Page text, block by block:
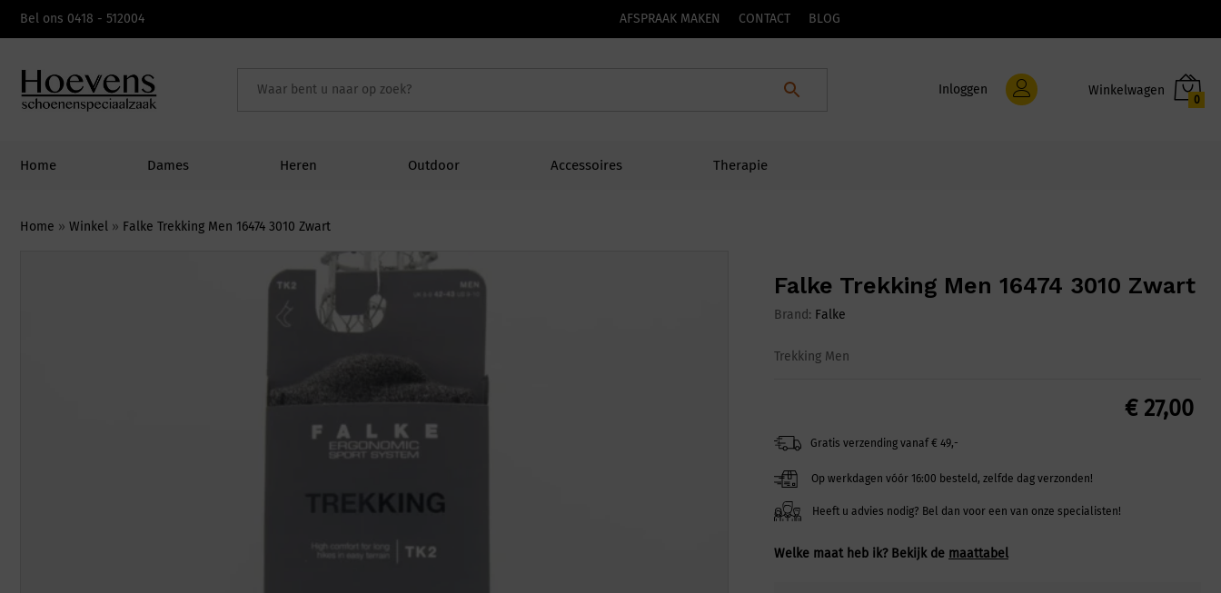
Bel ons 0418 - 512004 AFSPRAAK MAKEN CONTACT BLOG
Inloggen
0
Home Dames Heren Outdoor Accessoires Therapie
Home » Winkel » Falke Trekking Men 16474 3010 Zwart
Falke Trekking Men 16474 3010 Zwart
Brand: Falke
Trekking Men
€27,00
Gratis verzending vanaf € 49,-
Op werkdagen vóór 16:00 besteld, zelfde dag verzonden!
Heeft u advies nodig? Bel dan voor een van onze specialisten!
Welke maat heb ik? Bekijk de maattabel